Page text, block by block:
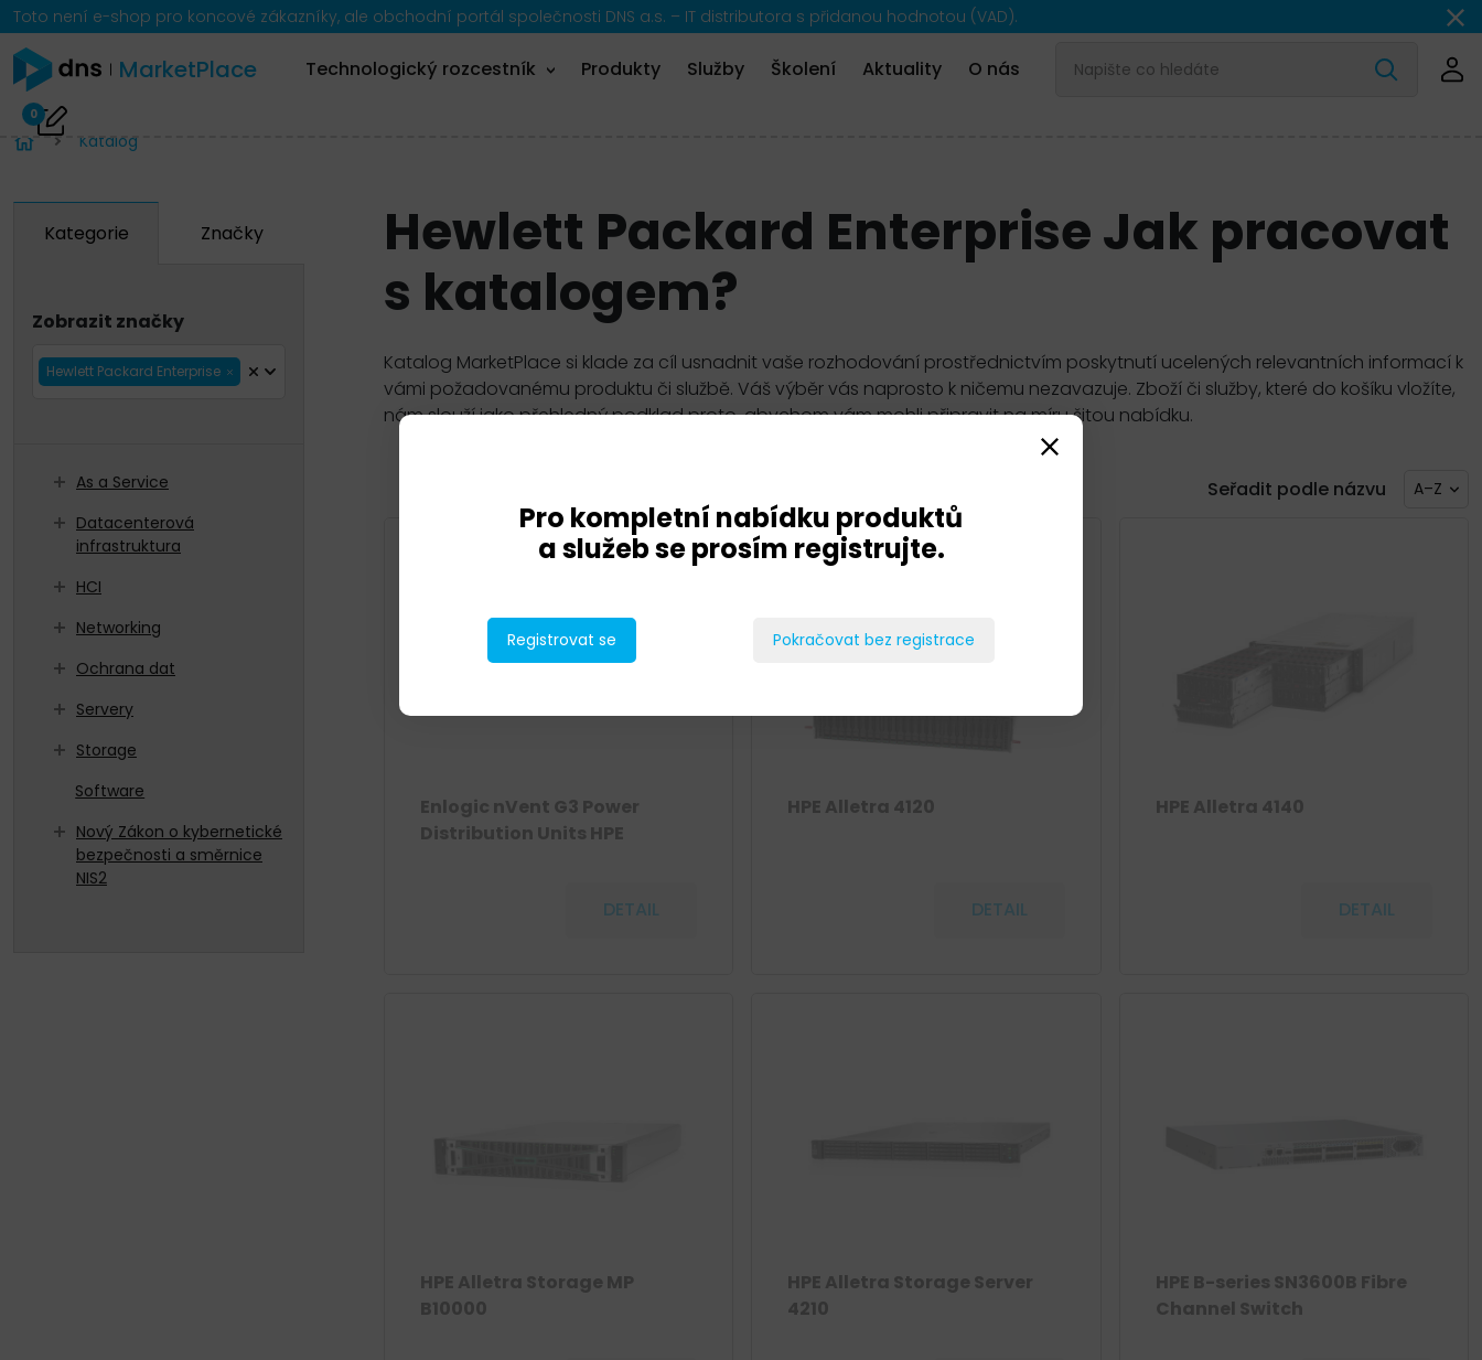
Toto není e-shop pro koncové zákazníky, ale obchodní portál společnosti DNS a.s. – IT distributora s přidanou hodnotou (VAD).
MarketPlace Technologický rozcestník Produkty Služby Školení Aktuality O nás
0
Katalog
Kategorie Značky
Zobrazit značky
Hewlett Packard Enterprise
As a Service
Datacenterová
infrastruktura
HCI
Networking
Ochrana dat
Servery
Storage
Software
Nový Zákon o kybernetické
bezpečnosti a směrnice
NIS2
Hewlett Packard EnterpriseJak pracovat
s katalogem?
Katalog MarketPlace si klade za cíl usnadnit vaše rozhodování prostřednictvím poskytnutí ucelených relevantních informací k
vámi požadovanému produktu či službě. Váš výběr vás naprosto k ničemu nezavazuje. Zboží či služby, které do košíku vložíte,
nám slouží jako přehledný podklad proto, abychom vám mohli připravit na míru šitou nabídku.
Seřadit podle názvu A–Z
Enlogic nVent G3 Power
Distribution Units HPE
DETAIL
HPE Alletra 4120
DETAIL
HPE Alletra 4140
DETAIL
HPE Alletra Storage MP
B10000
HPE Alletra Storage Server
4210
HPE B-series SN3600B Fibre
Channel Switch
Pro kompletní nabídku produktů
a služeb se prosím registrujte.
Registrovat se Pokračovat bez registrace